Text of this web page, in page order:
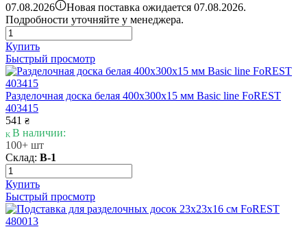
07.08.2026 i Новая поставка ожидается 07.08.2026.
Подробности уточняйте у менеджера.
Купить
Быстрый просмотр
Разделочная доска белая 400х300х15 мм Basic line FoREST
403415
541 ₴
В наличии:
100+ шт
Склад: В-1
Купить
Быстрый просмотр